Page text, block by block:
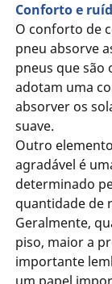
Conforto e
O conforto de
pneu absorve
pneus que
adotam uma
absorver os
suave.
Outro
agradável é
determinado
quantidade de
Geralmente,
piso, maior a
importante